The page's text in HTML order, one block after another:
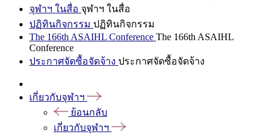
จุฬาฯ ในสื่อ จุฬาฯ ในสื่อ
ปฏิทินกิจกรรม ปฏิทินกิจกรรม
The 166th ASAIHL Conference The 166th ASAIHL
Conference
ประกาศจัดซื้อจัดจ้าง ประกาศจัดซื้อจัดจ้าง
เกี่ยวกับจุฬาฯ
ย้อนกลับ
เกี่ยวกับจุฬาฯ